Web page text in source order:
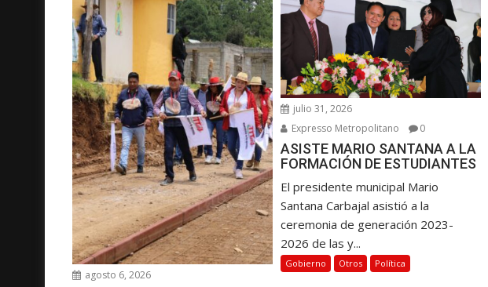
ó
n
d
e
e
n
t
r
a
d
a
s
agosto 6, 2026
julio 31, 2026
Expresso Metropolitano
0
ASISTE MARIO SANTANA A LA
FORMACIÓN DE ESTUDIANTES
El presidente municipal Mario
Santana Carbajal asistió a la
ceremonia de generación 2023-
2026 de las y...
Gobierno Otros Política